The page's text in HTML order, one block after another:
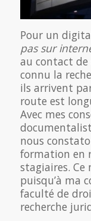
Pour un
pas sur
au contact
connu la
ils arrivent
route est
Avec mes
nous
formation en
stagiaires.
puisqu’à ma
faculté de
recherche